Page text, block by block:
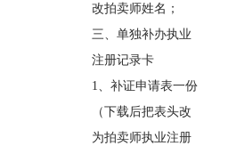
改拍卖师姓名；
三、单独补办执业
注册记录卡
1
、补证申请表一份
（下载后把表头改
为拍卖师执业注册